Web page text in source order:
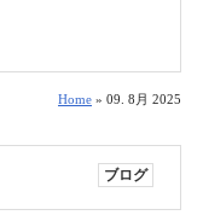
Home » 09. 8月 2025
ブログ